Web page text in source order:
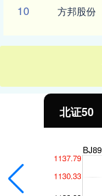
10 方邦股份
北证50